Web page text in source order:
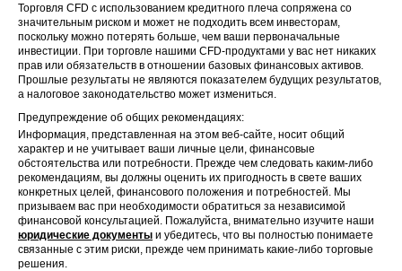
Торговля CFD с использованием кредитного плеча сопряжена со
значительным риском и может не подходить всем инвесторам,
поскольку можно потерять больше, чем ваши первоначальные
инвестиции. При торговле нашими CFD-продуктами у вас нет никаких
прав или обязательств в отношении базовых финансовых активов.
Прошлые результаты не являются показателем будущих результатов,
а налоговое законодательство может измениться.
Предупреждение об общих рекомендациях:
Информация, представленная на этом веб-сайте, носит общий
характер и не учитывает ваши личные цели, финансовые
обстоятельства или потребности. Прежде чем следовать каким-либо
рекомендациям, вы должны оценить их пригодность в свете ваших
конкретных целей, финансового положения и потребностей. Мы
призываем вас при необходимости обратиться за независимой
финансовой консультацией. Пожалуйста, внимательно изучите наши
юридические документы и убедитесь, что вы полностью понимаете
связанные с этим риски, прежде чем принимать какие-либо торговые
решения.